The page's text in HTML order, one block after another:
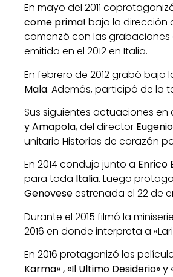
En mayo del 2011
come prima! bajo la dirección
comenzó con las
emitida en el 2012 en Italia.
En febrero de 2012 grabó bajo
Mala. Además, participó de la
Sus siguientes actuaciones
y Amapola, del director
unitario Historias de corazón
En 2014 condujo junto a Enrico
para toda Italia. Luego
Genoveseestrenada el 22 de
Durante el 2015 filmó la miniserie
2016 en donde interpreta a
En 2016 protagonizó las
Karma» , «Il Ultimo Desiderio»